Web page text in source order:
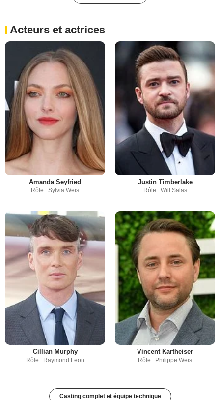
Acteurs et actrices
Amanda Seyfried
Rôle : Sylvia Weis
Justin Timberlake
Rôle : Will Salas
Cillian Murphy
Rôle : Raymond Leon
Vincent Kartheiser
Rôle : Philippe Weis
Casting complet et équipe technique